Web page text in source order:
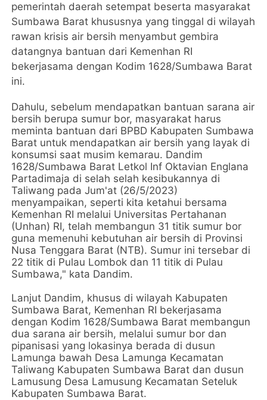
pemerintah daerah setempat beserta masyarakat
Sumbawa Barat khususnya yang tinggal di wilayah
rawan krisis air bersih menyambut gembira
datangnya bantuan dari Kemenhan RI
bekerjasama dengan Kodim 1628/Sumbawa Barat
ini.
Dahulu, sebelum mendapatkan bantuan sarana air
bersih berupa sumur bor, masyarakat harus
meminta bantuan dari BPBD Kabupaten Sumbawa
Barat untuk mendapatkan air bersih yang layak di
konsumsi saat musim kemarau. Dandim
1628/Sumbawa Barat Letkol Inf Oktavian Englana
Partadimaja di selah selah kesibukannya di
Taliwang pada Jum'at (26/5/2023)
menyampaikan, seperti kita ketahui bersama
Kemenhan RI melalui Universitas Pertahanan
(Unhan) RI, telah membangun 31 titik sumur bor
guna memenuhi kebutuhan air bersih di Provinsi
Nusa Tenggara Barat (NTB). Sumur ini tersebar di
22 titik di Pulau Lombok dan 11 titik di Pulau
Sumbawa," kata Dandim.
Lanjut Dandim, khusus di wilayah Kabupaten
Sumbawa Barat, Kemenhan RI bekerjasama
dengan Kodim 1628/Sumbawa Barat membangun
dua sarana air bersih, melalui sumur bor dan
pipanisasi yang lokasinya berada di dusun
Lamunga bawah Desa Lamunga Kecamatan
Taliwang Kabupaten Sumbawa Barat dan dusun
Lamusung Desa Lamusung Kecamatan Seteluk
Kabupaten Sumbawa Barat.